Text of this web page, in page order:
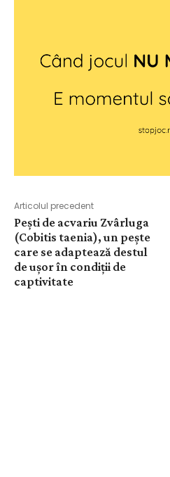
Articolul precedent
Pești de acvariu Zvârluga
(Cobitis taenia), un pește
care se adaptează destul
de ușor în condiții de
captivitate